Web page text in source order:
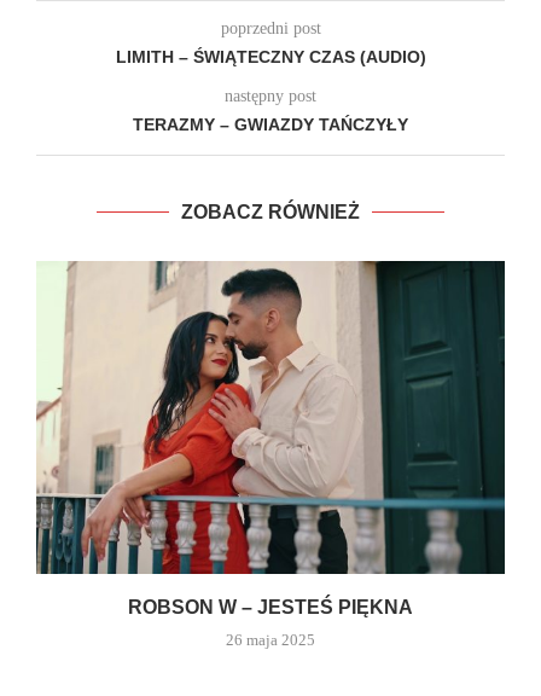
poprzedni post
LIMITH – ŚWIĄTECZNY CZAS (AUDIO)
następny post
TERAZMY – GWIAZDY TAŃCZYŁY
ZOBACZ RÓWNIEŻ
ROBSON W – JESTEŚ PIĘKNA
26 maja 2025